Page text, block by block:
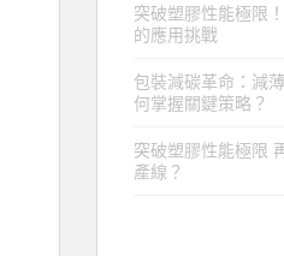
突破塑膠性能極限
的應用挑戰
包裝減碳革命：減
何掌握關鍵策略？
突破塑膠性能極限
產線？